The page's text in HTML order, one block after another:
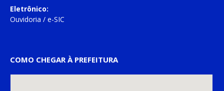
Eletrônico:
Ouvidoria / e-SIC
COMO CHEGAR À PREFEITURA